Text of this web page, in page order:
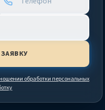
обработки персональных